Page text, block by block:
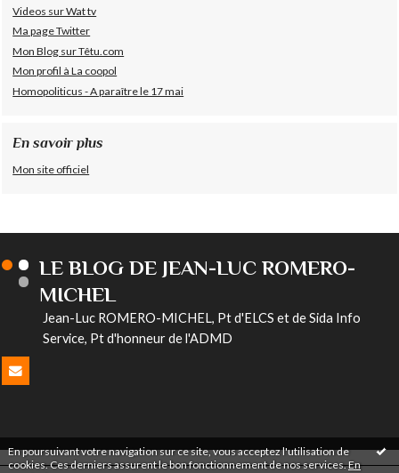
En poursuivant votre navigation sur ce site, vous acceptez l'utilisation de
cookies. Ces derniers assurent le bon fonctionnement de nos services.En
Videos sur Wat tv
Ma page Twitter
Mon Blog sur Têtu.com
Mon profil à La coopol
Homopoliticus - A paraître le 17 mai
En savoir plus
Mon site officiel
LE BLOG DE JEAN-LUC ROMERO-
MICHEL
Jean-Luc ROMERO-MICHEL, Pt d'ELCS et de Sida Info
Service, Pt d'honneur de l'ADMD